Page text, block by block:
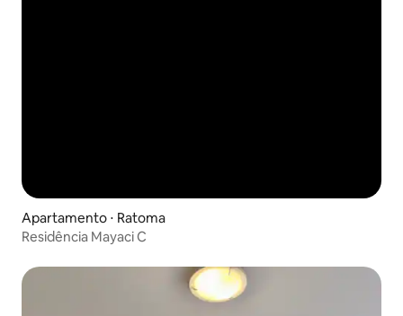
Apartamento ⋅ Ratoma
Residência Mayaci C